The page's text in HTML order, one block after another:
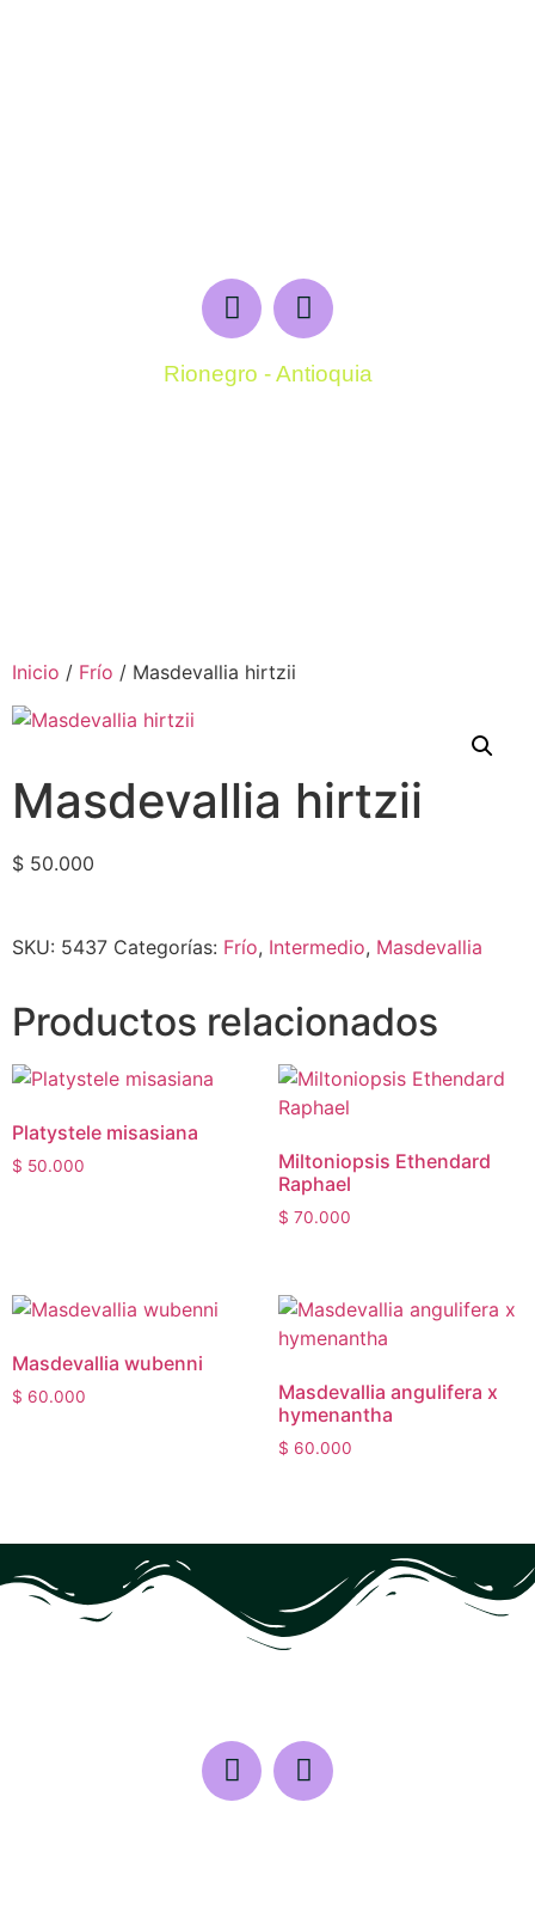
Rionegro - Antioquia
Inicio / Frío / Masdevallia hirtzii
Masdevallia hirtzii
$ 50.000
SKU: 5437 Categorías: Frío, Intermedio, Masdevallia
Productos relacionados
Platystele misasiana
$ 50.000
Miltoniopsis Ethendard
Raphael
$ 70.000
Masdevallia wubenni
$ 60.000
Masdevallia angulifera x
hymenantha
$ 60.000